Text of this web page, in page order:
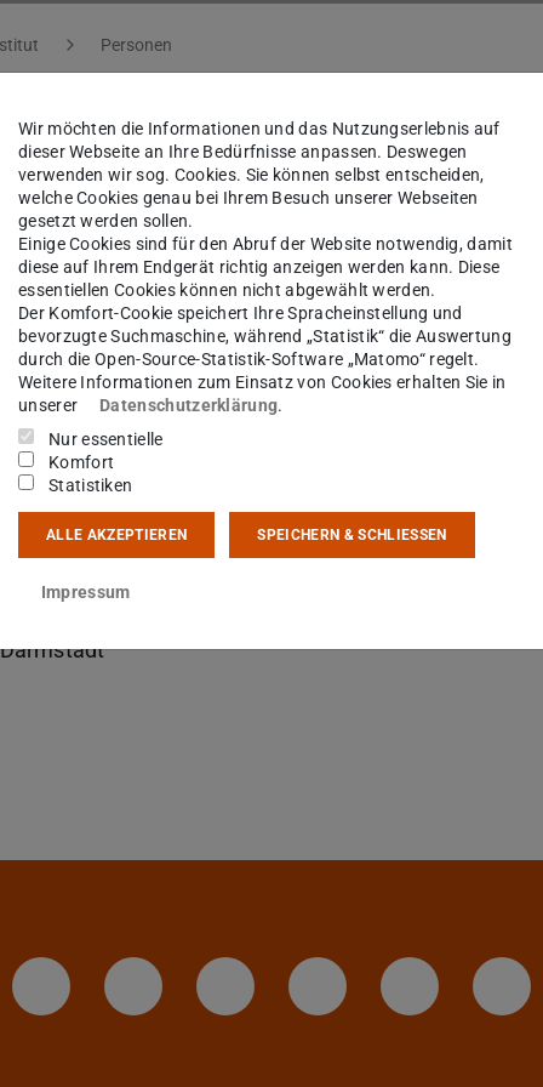
Personen
Fahim Rabby Hossain
Modeling Study on Surface and Groundwater
in Groundwater in the Coastal Delta of Bangladesh
16-22094
220
9
Darmstadt
IAG - Facebook
Instagram - IAG
LinkedIn-Seite des
Twitter - TU
YouTube
Wir möchten die Informationen und das Nutzungserlebnis auf
dieser Webseite an Ihre Bedürfnisse anpassen. Deswegen
verwenden wir sog. Cookies. Sie können selbst entscheiden,
welche Cookies genau bei Ihrem Besuch unserer Webseiten
gesetzt werden sollen.
Einige Cookies sind für den Abruf der Website notwendig, damit
diese auf Ihrem Endgerät richtig anzeigen werden kann. Diese
essentiellen Cookies können nicht abgewählt werden.
Der Komfort-Cookie speichert Ihre Spracheinstellung und
bevorzugte Suchmaschine, während „Statistik“ die Auswertung
durch die Open-Source-Statistik-Software „Matomo“ regelt.
Weitere Informationen zum Einsatz von Cookies erhalten Sie in
unserer
Datenschutzerklärung.
Nur essentielle
Komfort
Statistiken
ALLE AKZEPTIEREN SPEICHERN & SCHLIESSEN
Impressum